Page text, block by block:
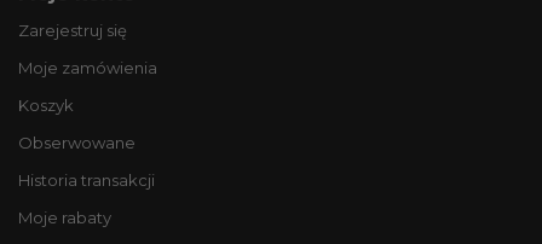
Zarejestruj się
Moje zamówienia
Koszyk
Obserwowane
Historia transakcji
Moje rabaty